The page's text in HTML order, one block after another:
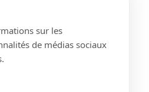
sur les
de médias sociaux